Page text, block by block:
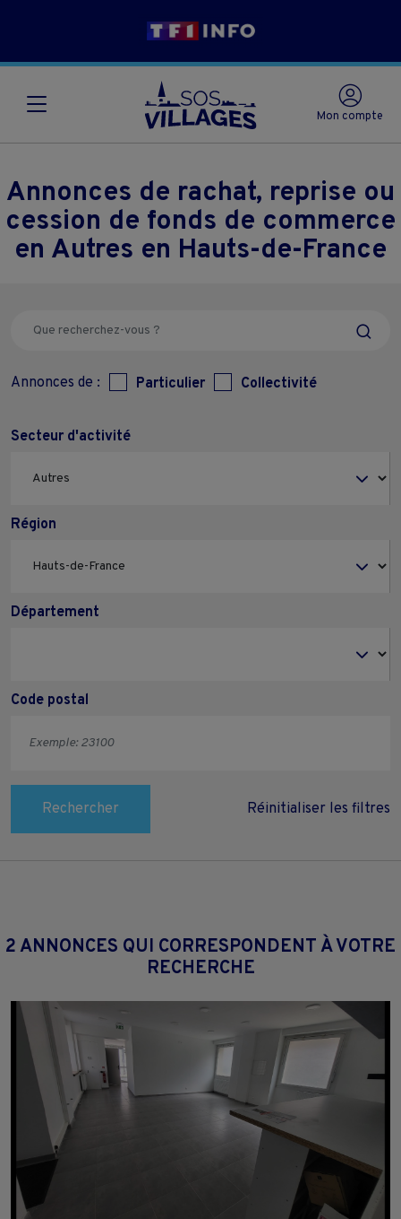
Mon compte
Annonces de rachat, reprise ou
cession de fonds de commerce
en Autres en Hauts-de-France
Annonces de : Particulier Collectivité
Secteur d'activité
Région
Département
Code postal
Rechercher Réinitialiser les filtres
2 ANNONCES QUI CORRESPONDENT À VOTRE
RECHERCHE